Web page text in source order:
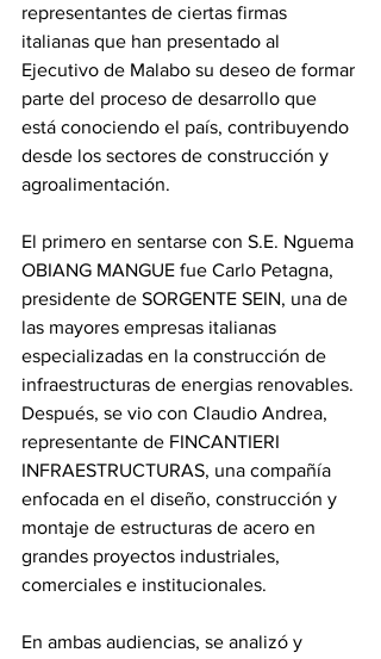
representantes de ciertas firmas
italianas que han presentado al
Ejecutivo de Malabo su deseo de formar
parte del proceso de desarrollo que
está conociendo el país, contribuyendo
desde los sectores de construcción y
agroalimentación.
El primero en sentarse con S.E. Nguema
OBIANG MANGUE fue Carlo Petagna,
presidente de SORGENTE SEIN, una de
las mayores empresas italianas
especializadas en la construcción de
infraestructuras de energias renovables.
Después, se vio con Claudio Andrea,
representante de FINCANTIERI
INFRAESTRUCTURAS, una compañía
enfocada en el diseño, construcción y
montaje de estructuras de acero en
grandes proyectos industriales,
comerciales e institucionales.
En ambas audiencias, se analizó y